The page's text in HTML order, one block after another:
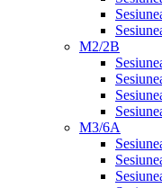
M2/2B
M3/6A